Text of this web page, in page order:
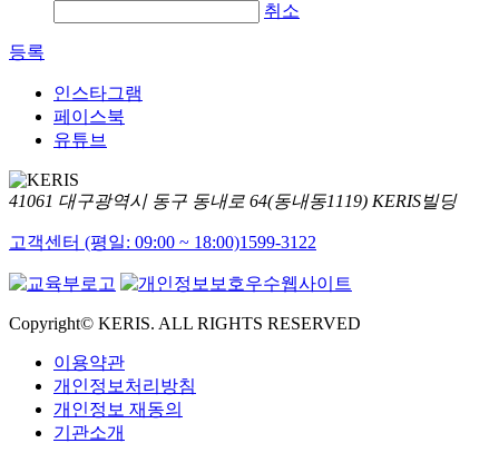
취소
등록
인스타그램
페이스북
유튜브
41061 대구광역시 동구 동내로 64(동내동1119) KERIS빌딩
고객센터 (평일: 09:00 ~ 18:00)1599-3122
Copyright© KERIS. ALL RIGHTS RESERVED
이용약관
개인정보처리방침
개인정보 재동의
기관소개